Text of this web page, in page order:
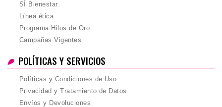
SÍ Bienestar
Línea ética
Programa Hilos de Oro
Campañas Vigentes
POLÍTICAS Y SERVICIOS
Políticas y Condiciones de Uso
Privacidad y Tratamiento de Datos
Envíos y Devoluciones